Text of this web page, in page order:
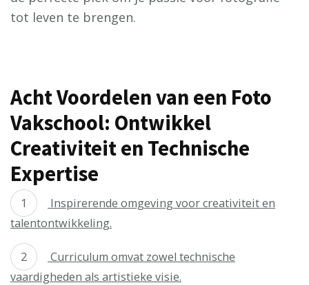
tot leven te brengen.
Acht Voordelen van een Foto
Vakschool: Ontwikkel
Creativiteit en Technische
Expertise
Inspirerende omgeving voor creativiteit en
talentontwikkeling.
Curriculum omvat zowel technische
vaardigheden als artistieke visie.